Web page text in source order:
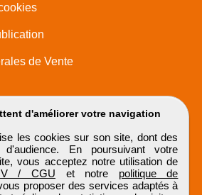
d'améliorer votre navigation
les cookies sur son site, dont des
d'audience. En poursuivant votre
vous acceptez notre utilisation de
/ CGU et notre politique de
proposer des services adaptés à
de Vente